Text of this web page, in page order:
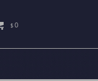
$0